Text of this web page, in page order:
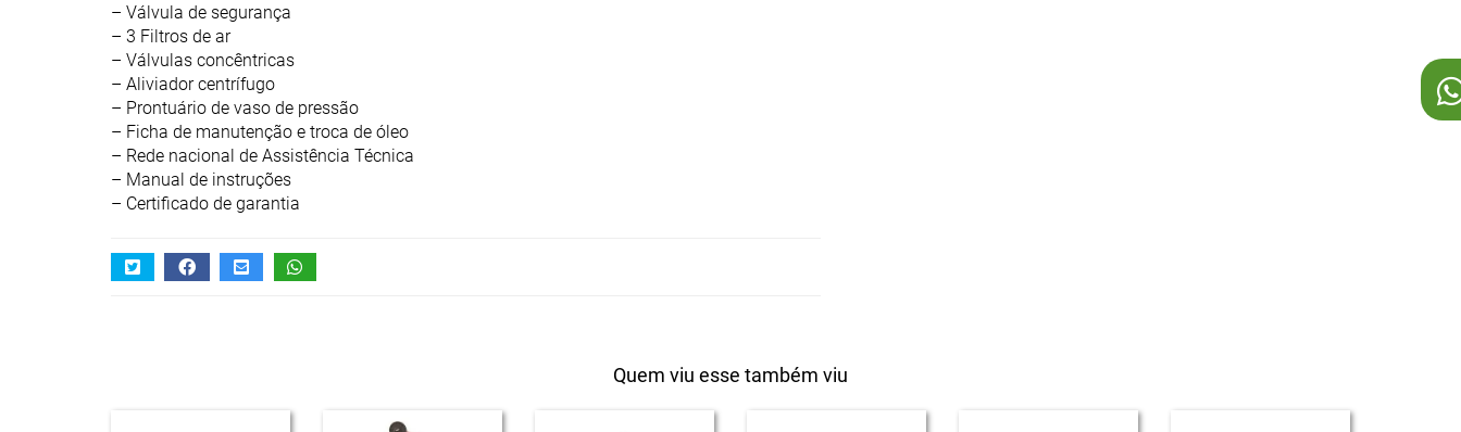
– Válvula de segurança
– 3 Filtros de ar
– Válvulas concêntricas
– Aliviador centrífugo
– Prontuário de vaso de pressão
– Ficha de manutenção e troca de óleo
– Rede nacional de Assistência Técnica
– Manual de instruções
– Certificado de garantia
Quem viu esse também viu